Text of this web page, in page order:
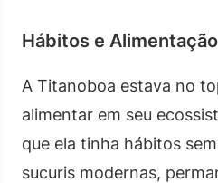
Hábitos e Alimentação
A Titanoboa estava no
alimentar em seu
que ela tinha hábitos
sucuris modernas,